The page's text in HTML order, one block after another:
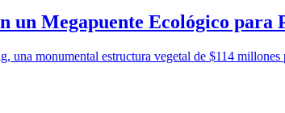
Megapuente Ecológico para
monumental estructura vegetal de $114